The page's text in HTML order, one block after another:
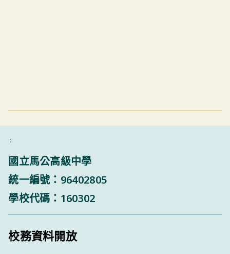
:::
國立馬公高級中學
統一編號：96402805
學校代碼：160302
校務資料開放